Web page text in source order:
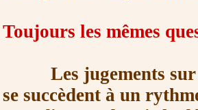
Toujours les mêmes
Les jugements sur
se succèdent à un